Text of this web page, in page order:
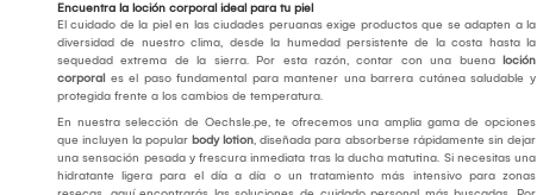
Encuentra la loción corporal ideal para tu piel
El cuidado de la piel en las ciudades peruanas exige productos que se adapten a la
diversidad de nuestro clima, desde la humedad persistente de la costa hasta la
sequedad extrema de la sierra. Por esta razón, contar con una buena
loción
corporal es el paso fundamental para mantener una barrera cutánea saludable y
protegida frente a los cambios de temperatura.
En nuestra selección de Oechsle.pe, te ofrecemos una amplia gama de opciones
que incluyen la popular body lotion, diseñada para absorberse rápidamente sin dejar
una sensación pesada y frescura inmediata tras la ducha matutina. Si necesitas una
hidratante ligera para el día a día o un tratamiento más intensivo para zonas